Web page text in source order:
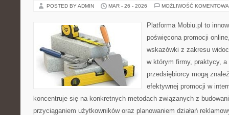
POSTED BY ADMIN MAR - 26 - 2026 MOŻLIWOŚĆ
Platforma Mobiu.pl to
poświęcona promocji
wskazówki z zakresu
w którym firmy, praktycy,
przedsiębiorcy mogą
efektywnej promocji w
koncentruje się na konkretnych metodach związanych z
przyciąganiem użytkowników oraz planowaniem działań